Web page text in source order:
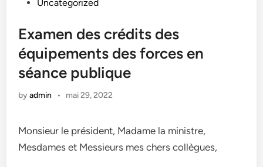
Uncategorized
Examen des crédits des
équipements des forces en
séance publique
byadmin • mai 29, 2022
Monsieur le président, Madame la ministre,
Mesdames et Messieurs mes chers collègues,